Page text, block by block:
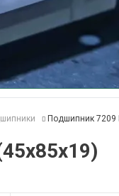
Подшипник 7209